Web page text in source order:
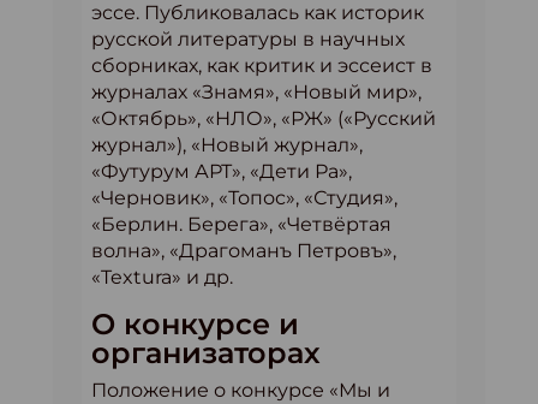
эссе. Публиковалась как историк
русской литературы в научных
сборниках, как критик и эссеист в
журналах «Знамя», «Новый мир»,
«Октябрь», «НЛО», «РЖ» («Русский
журнал»), «Новый журнал»,
«Футурум АРТ», «Дети Ра»,
«Черновик», «Топос», «Студия»,
«Берлин. Берега», «Четвёртая
волна», «Драгоманъ Петровъ»,
«Textura» и др.
О конкурсе и
организаторах
Положение о конкурсе «Мы и